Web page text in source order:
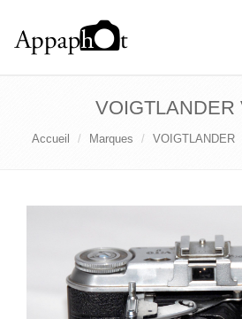
VOIGTLANDER
Accueil Marques VOIGTLANDER